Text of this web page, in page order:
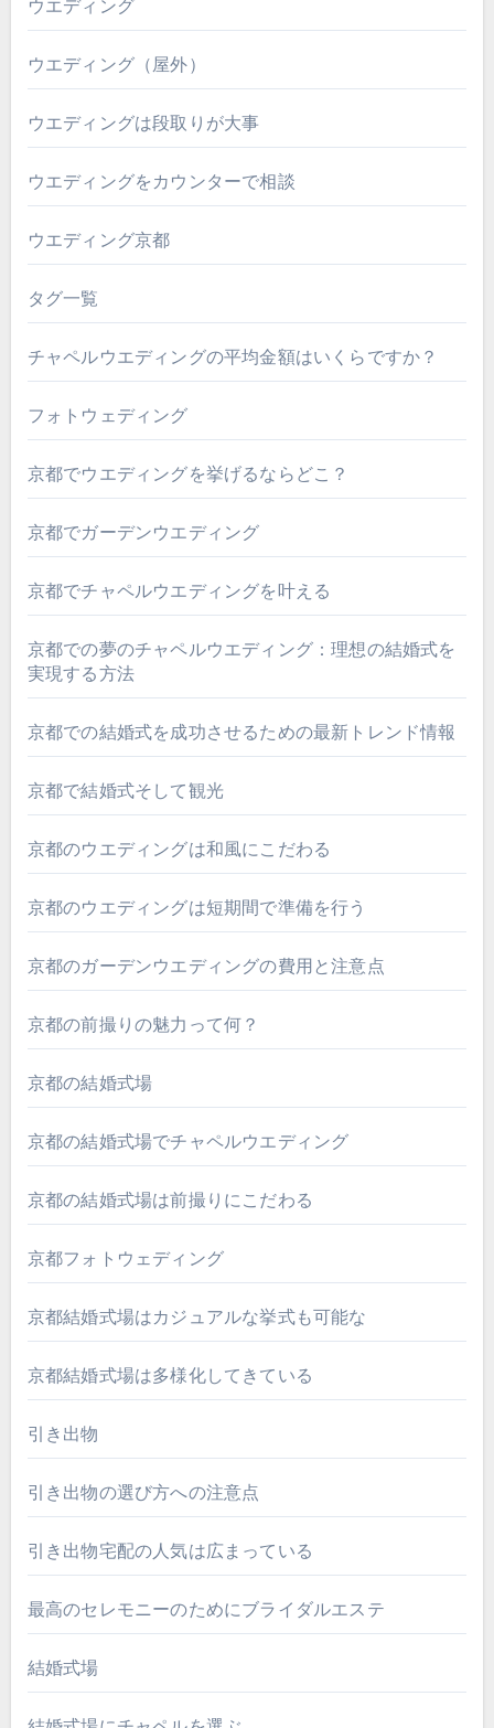
ウエディング
ウエディング（屋外）
ウエディングは段取りが大事
ウエディングをカウンターで相談
ウエディング京都
タグ一覧
チャペルウエディングの平均金額はいくらですか？
フォトウェディング
京都でウエディングを挙げるならどこ？
京都でガーデンウエディング
京都でチャペルウエディングを叶える
京都での夢のチャペルウエディング：理想の結婚式を
実現する方法
京都での結婚式を成功させるための最新トレンド情報
京都で結婚式そして観光
京都のウエディングは和風にこだわる
京都のウエディングは短期間で準備を行う
京都のガーデンウエディングの費用と注意点
京都の前撮りの魅力って何？
京都の結婚式場
京都の結婚式場でチャペルウエディング
京都の結婚式場は前撮りにこだわる
京都フォトウェディング
京都結婚式場はカジュアルな挙式も可能な
京都結婚式場は多様化してきている
引き出物
引き出物の選び方への注意点
引き出物宅配の人気は広まっている
最高のセレモニーのためにブライダルエステ
結婚式場